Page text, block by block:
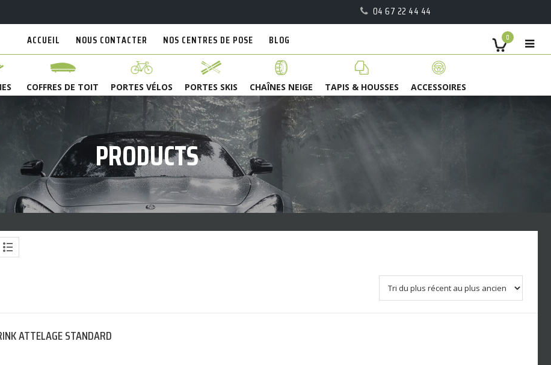
04 67 22 44 44
0
ACCUEIL NOUS CONTACTER NOS CENTRES DE POSE BLOG
COFFRES DE TOIT PORTES VÉLOS PORTES SKIS CHAÎNES NEIGE TAPIS & HOUSSES ACCESSOIRES
PRODUCTS
ATTELAGE STANDARD